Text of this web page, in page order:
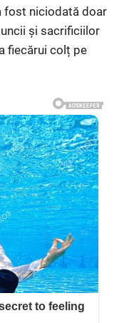
fost niciodată doar
și sacrificiilor
fiecărui colț pe